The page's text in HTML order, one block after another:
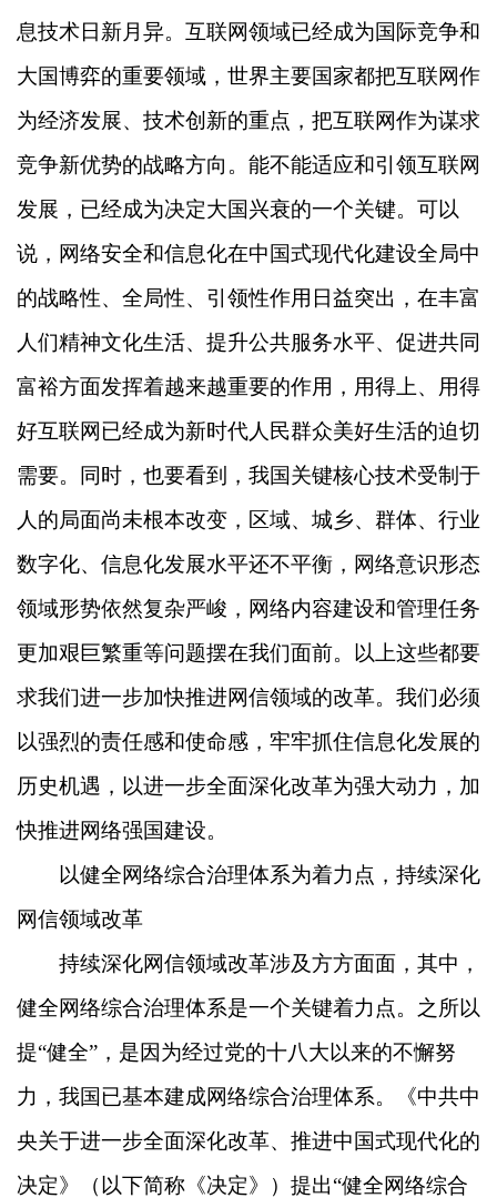
息技术日新月异。互联网领域已经成为国际竞争和
大国博弈的重要领域，世界主要国家都把互联网作
为经济发展、技术创新的重点，把互联网作为谋求
竞争新优势的战略方向。能不能适应和引领互联网
发展，已经成为决定大国兴衰的一个关键。可以
说，网络安全和信息化在中国式现代化建设全局中
的战略性、全局性、引领性作用日益突出，在丰富
人们精神文化生活、提升公共服务水平、促进共同
富裕方面发挥着越来越重要的作用，用得上、用得
好互联网已经成为新时代人民群众美好生活的迫切
需要。同时，也要看到，我国关键核心技术受制于
人的局面尚未根本改变，区域、城乡、群体、行业
数字化、信息化发展水平还不平衡，网络意识形态
领域形势依然复杂严峻，网络内容建设和管理任务
更加艰巨繁重等问题摆在我们面前。以上这些都要
求我们进一步加快推进网信领域的改革。我们必须
以强烈的责任感和使命感，牢牢抓住信息化发展的
历史机遇，以进一步全面深化改革为强大动力，加
快推进网络强国建设。
以健全网络综合治理体系为着力点，持续深化
网信领域改革
持续深化网信领域改革涉及方方面面，其中，
健全网络综合治理体系是一个关键着力点。之所以
提“健全”，是因为经过党的十八大以来的不懈努
力，我国已基本建成网络综合治理体系。《中共中
央关于进一步全面深化改革、推进中国式现代化的
决定》（以下简称《决定》）提出“健全网络综合